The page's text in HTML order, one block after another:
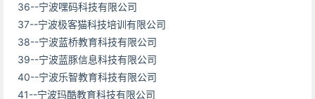
36--宁波嘿码科技有限公司
37--宁波极客猫科技培训有限公司
38--宁波蓝桥教育科技有限公司
39--宁波蓝豚信息科技有限公司
40--宁波乐智教育科技有限公司
41--宁波玛酷教育科技有限公司